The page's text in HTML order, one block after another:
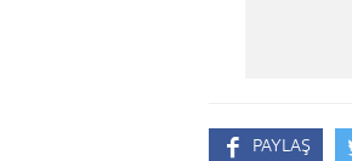
PAYLAŞ